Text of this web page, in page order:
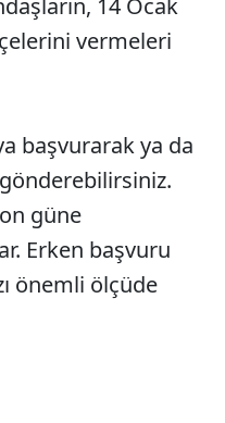
14 Ocak
vermeleri
başvurarak ya da
güne
Erken başvuru
önemli ölçüde